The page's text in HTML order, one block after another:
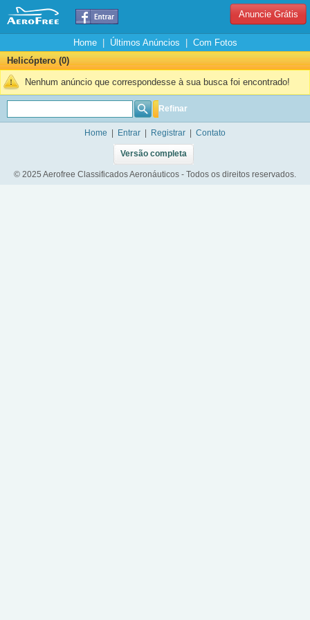
Anuncie Grátis
Home| Últimos Anúncios
Com Fotos
Helicóptero (0)
Nenhum anúncio que correspondesse à sua busca foi encontrado!
Refinar
Home Entrar Registrar Contato
Versão completa
© 2025 Aerofree Classificados Aeronáuticos - Todos os direitos reservados.